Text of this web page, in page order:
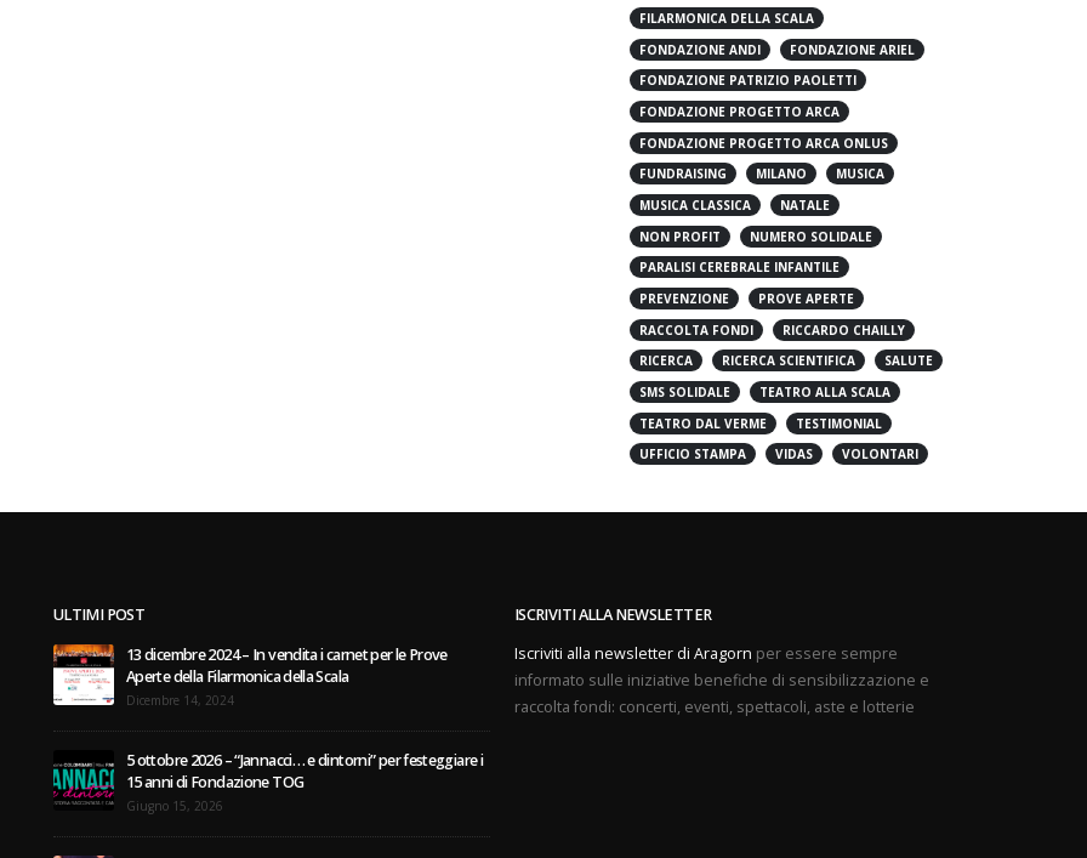
FEDERAZIONE ALZHEIMER ITALIA
FILARMONICA DELLA SCALA
FONDAZIONE ANDI
FONDAZIONE ARIEL
FONDAZIONE PATRIZIO PAOLETTI
FONDAZIONE PROGETTO ARCA
FONDAZIONE PROGETTO ARCA ONLUS
FUNDRAISING
MILANO
MUSICA
MUSICA CLASSICA
NATALE
NON PROFIT
NUMERO SOLIDALE
PARALISI CEREBRALE INFANTILE
PREVENZIONE
PROVE APERTE
RACCOLTA FONDI
RICCARDO CHAILLY
RICERCA
RICERCA SCIENTIFICA
SALUTE
SMS SOLIDALE
TEATRO ALLA SCALA
TEATRO DAL VERME
TESTIMONIAL
ULTIMI POST
13 dicembre 2024 – In vendita i carnet per le Prove
Aperte della Filarmonica della Scala
Dicembre 14, 2024
5 ottobre 2026 – “Jannacci… e dintorni” per festeggiare i
15 anni di Fondazione TOG
Giugno 15, 2026
Iscriviti alla newsletter di Aragornper essere sempre
informato sulle iniziative benefiche di sensibilizzazione e